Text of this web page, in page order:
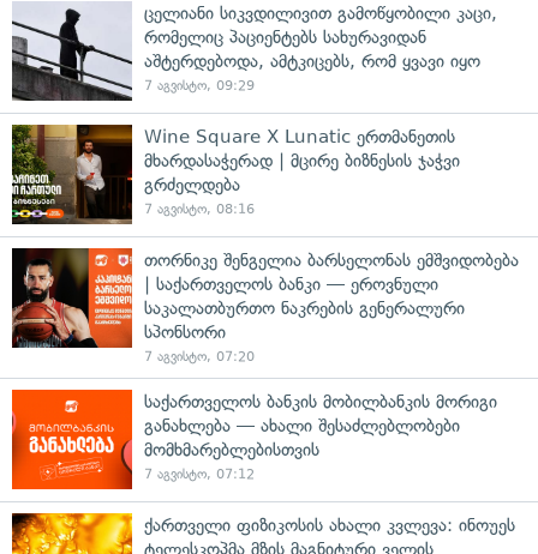
ცელიანი სიკვდილივით გამოწყობილი კაცი,
რომელიც პაციენტებს სახურავიდან
აშტერდებოდა, ამტკიცებს, რომ ყვავი იყო
7 აგვისტო, 09:29
Wine Square X Lunatic ერთმანეთის
მხარდასაჭერად | მცირე ბიზნესის ჯაჭვი
გრძელდება
7 აგვისტო, 08:16
თორნიკე შენგელია ბარსელონას ემშვიდობება
| საქართველოს ბანკი — ეროვნული
საკალათბურთო ნაკრების გენერალური
სპონსორი
7 აგვისტო, 07:20
საქართველოს ბანკის მობილბანკის მორიგი
განახლება — ახალი შესაძლებლობები
მომხმარებლებისთვის
7 აგვისტო, 07:12
ქართველი ფიზიკოსის ახალი კვლევა: ინოუეს
ტელესკოპმა მზის მაგნიტური ველის